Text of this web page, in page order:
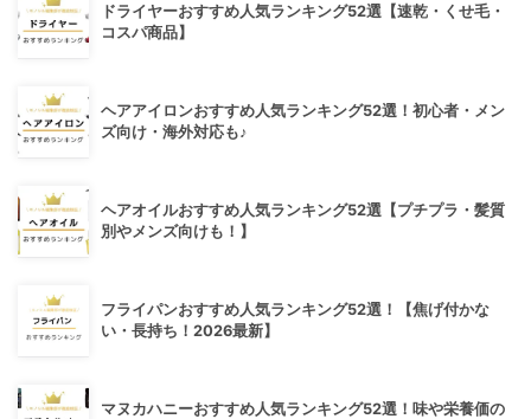
ドライヤーおすすめ人気ランキング52選【速乾・くせ毛・
コスパ商品】
ヘアアイロンおすすめ人気ランキング52選！初心者・メン
ズ向け・海外対応も♪
ヘアオイルおすすめ人気ランキング52選【プチプラ・髪質
別やメンズ向けも！】
フライパンおすすめ人気ランキング52選！【焦げ付かな
い・長持ち！2026最新】
マヌカハニーおすすめ人気ランキング52選！味や栄養価の